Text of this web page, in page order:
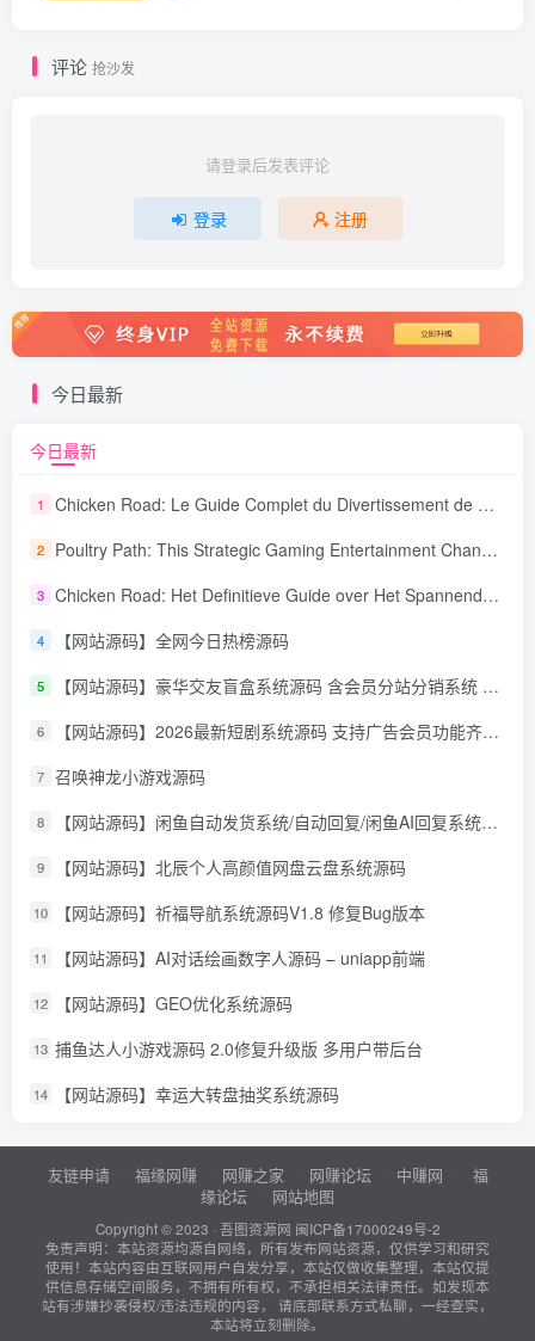
评论 抢沙发
请登录后发表评论
登录 注册
今日最新
今日最新
1 Chicken Road: Le Guide Complet du Divertissement de Maison de Jeu Stratégique
2 Poultry Path: This Strategic Gaming Entertainment Changing Sequence Forecasting
3 Chicken Road: Het Definitieve Guide over Het Spannende Gokspel
4 【网站源码】全网今日热榜源码
5 【网站源码】豪华交友盲盒系统源码 含会员分站分销系统 可易支付
6 【网站源码】2026最新短剧系统源码 支持广告会员功能齐全短剧源码
7 召唤神龙小游戏源码
8 【网站源码】闲鱼自动发货系统/自动回复/闲鱼AI回复系统源码
9 【网站源码】北辰个人高颜值网盘云盘系统源码
10 【网站源码】祈福导航系统源码V1.8 修复Bug版本
11 【网站源码】AI对话绘画数字人源码 – uniapp前端
12 【网站源码】GEO优化系统源码
13 捕鱼达人小游戏源码 2.0修复升级版 多用户带后台
14 【网站源码】幸运大转盘抽奖系统源码
友链申请 福缘网赚 网赚之家 网赚论坛 中赚网
福
缘论坛
网站地图
Copyright © 2023 · 吾图资源网 闽ICP备17000249号-2
免责声明：本站资源均源自网络，所有发布网站资源，仅供学习和研究
使用！本站内容由互联网用户自发分享，本站仅做收集整理，本站仅提
供信息存储空间服务，不拥有所有权，不承担相关法律责任。如发现本
站有涉嫌抄袭侵权/违法违规的内容， 请底部联系方式私聊，一经查实，
本站将立刻删除。